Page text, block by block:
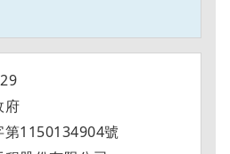
府
第1150134904號